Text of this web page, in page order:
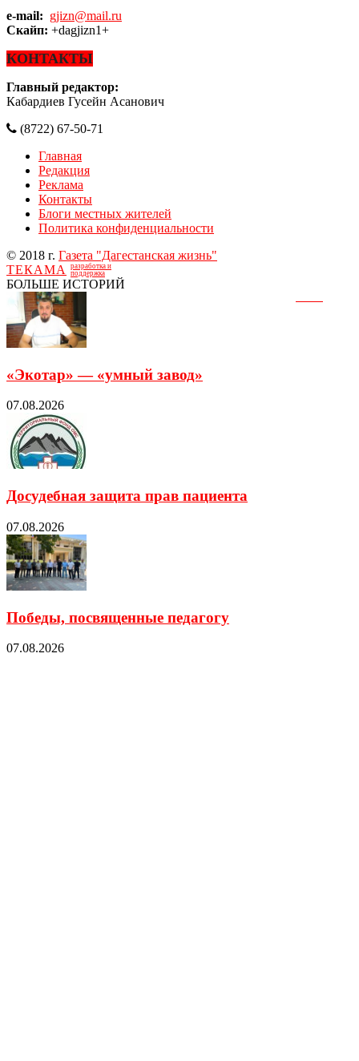
e-mail: gjizn@mail.ru
Скайп: +dagjizn1+
КОНТАКТЫ
Главный редактор:
Кабардиев Гусейн Асанович
(8722) 67-50-71
Главная
Редакция
Реклама
Контакты
Блоги местных жителей
Политика конфиденциальности
© 2018 г. Газета "Дагестанская жизнь"
ТЕКАМА
разработка и
поддержка
БОЛЬШЕ ИСТОРИЙ
«Экотар» — «умный завод»
07.08.2026
Досудебная защита прав пациента
07.08.2026
Победы, посвященные педагогу
07.08.2026